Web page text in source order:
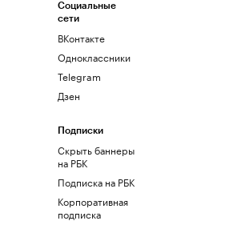
Социальные
сети
ВКонтакте
Одноклассники
Telegram
Дзен
Подписки
Скрыть баннеры
на РБК
Подписка на РБК
Корпоративная
подписка